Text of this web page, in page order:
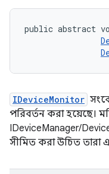
public abstract
IDeviceMonitor
পরিবর্তন করা হয়েছে।
IDeviceManager/
সীমিত করা উচিত তারা